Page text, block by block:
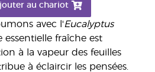
avec l'Eucalyptus
essentielle fraîche est
à la vapeur des feuilles
à éclaircir les pensées.
au chariot